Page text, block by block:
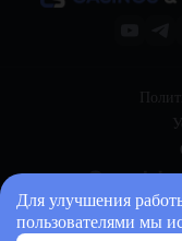
Для улучшения
пользователями мы